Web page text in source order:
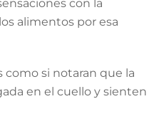
con la
alimentos por esa
como si notaran que la
en el cuello y sienten